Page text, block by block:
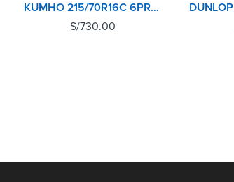
KUMHO 215/70R16C 6PR PORTRAN KC53
S/730.00